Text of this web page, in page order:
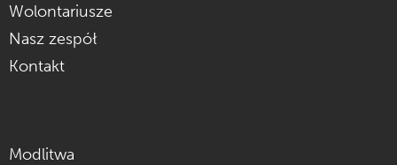
Wolontariusze
Nasz zespół
Kontakt
Modlitwa